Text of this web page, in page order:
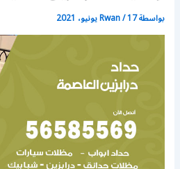
بواسطة Rwan/17 يونيو، 2021